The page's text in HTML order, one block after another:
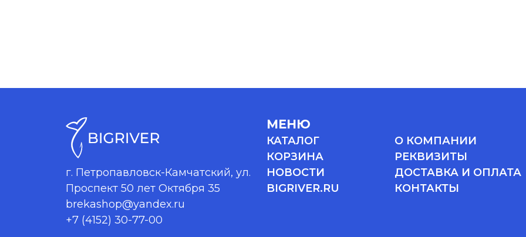
г. Петропавловск-Камчатский, ул.
Проспект 50 лет Октября 35
brekashop@yandex.ru
+7 (4152) 30-77-00
МЕНЮ
КАТАЛОГ
О КОМПАНИИ
КОРЗИНА
РЕКВИЗИТЫ
НОВОСТИ
ДОСТАВКА И ОПЛАТА
BIGRIVER.RU
КОНТАКТЫ